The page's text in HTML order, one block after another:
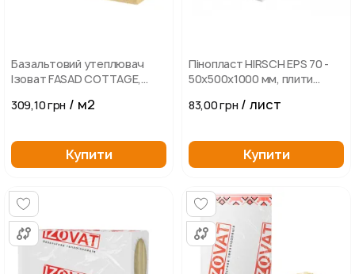
Базальтовий утеплювач
Ізоват FASAD COTTAGE,
(1000х600х100)
309,10 грн / м2
Купити
Пінопласт HIRSCH EPS 70 -
50х500х1000 мм, плити
83,00 грн / лист
Купити